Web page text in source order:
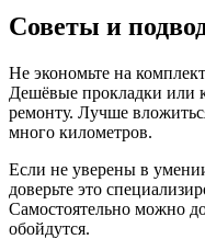
Советы и
Не экономьте на
Дешёвые прокладки или
ремонту. Лучше
много километров.
Если не уверены в
доверьте это
Самостоятельно можно
обойдутся.